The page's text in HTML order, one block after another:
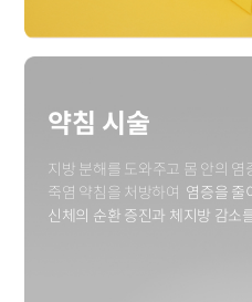
약침 시술
지방 분해를 도와주고 몸 안의 염
죽염 약침을 처방하여 염증을 줄
신체의 순환 증진과 체지방 감소